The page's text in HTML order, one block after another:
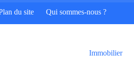
du site Qui sommes-nous ?
Immobilier